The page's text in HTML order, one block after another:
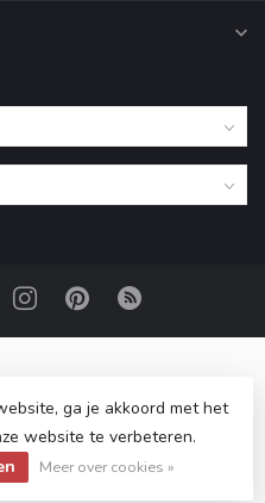
- Powered byLightspeed-
by Dyvelopment
ga je akkoord met het
website te verbeteren.
Meer over cookies »